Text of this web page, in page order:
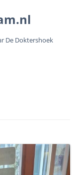
De Doktershoek